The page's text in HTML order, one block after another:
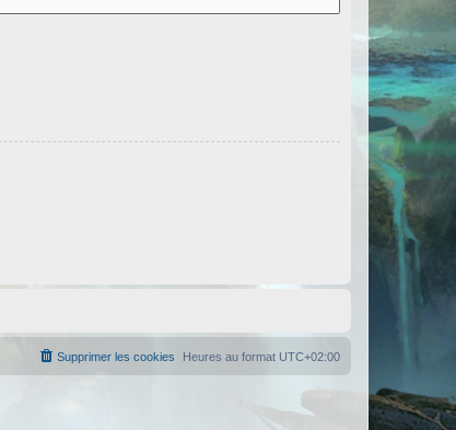
Heures au format UTC+02:00
Supprimer les cookies